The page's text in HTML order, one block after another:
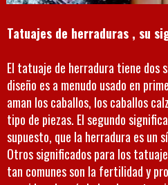
Tatuajes de herraduras , su
El tatuaje de herradura tiene dos
diseño es a menudo usado en
aman los caballos, los caballos
tipo de piezas. El segundo
supuesto, que la herradura es un
Otros significados para los
tan comunes son la fertilidad y